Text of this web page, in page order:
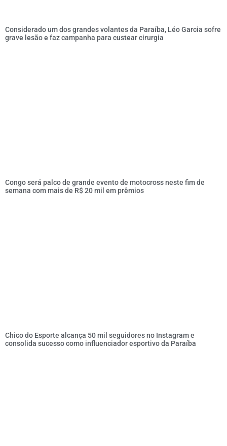
Considerado um dos grandes volantes da Paraíba, Léo Garcia sofre
grave lesão e faz campanha para custear cirurgia
Congo será palco de grande evento de motocross neste fim de
semana com mais de R$ 20 mil em prêmios
Chico do Esporte alcança 50 mil seguidores no Instagram e
consolida sucesso como influenciador esportivo da Paraíba